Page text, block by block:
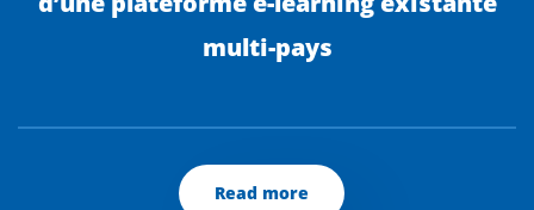
multi-pays
Read more